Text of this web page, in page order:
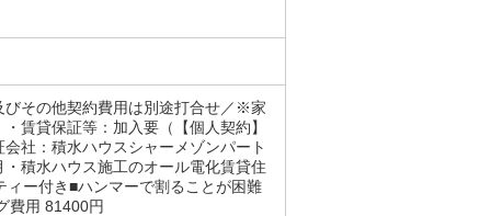
びその他契約費用は別途打合せ／※家
賃貸保証等：加入要（【個人契約】
社：積水ハウスシャーメゾンパート
積水ハウス施工のオール電化賃貸住
ー付き■ハンマーで割ることが困難
費用 81400円